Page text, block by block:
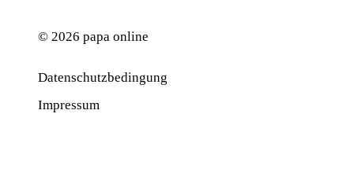
© 2026 papa online
Datenschutzbedingung
Impressum